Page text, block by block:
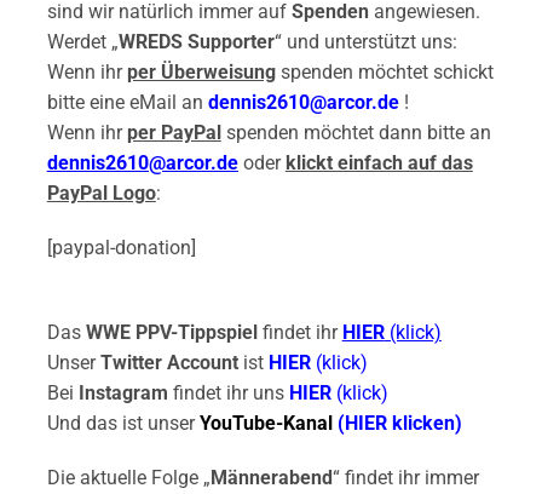
sind wir natürlich immer auf Spenden angewiesen.
Werdet „WREDS Supporter“ und unterstützt uns:
Wenn ihr per Überweisungspenden möchtet schickt
bitte eine eMail an dennis2610@arcor.de!
Wenn ihr per PayPalspenden möchtet dann bitte an
dennis2610@arcor.deoder klickt einfach auf das
PayPal Logo:
[paypal-donation]
Das WWE PPV-Tippspielfindet ihr HIER(klick)
UnserTwitter Accountist HIER(klick)
Bei Instagram findet ihr uns HIER(klick)
Und das ist unserYouTube-Kanal (HIER klicken)
Die aktuelle Folge „Männerabend“ findet ihr immer